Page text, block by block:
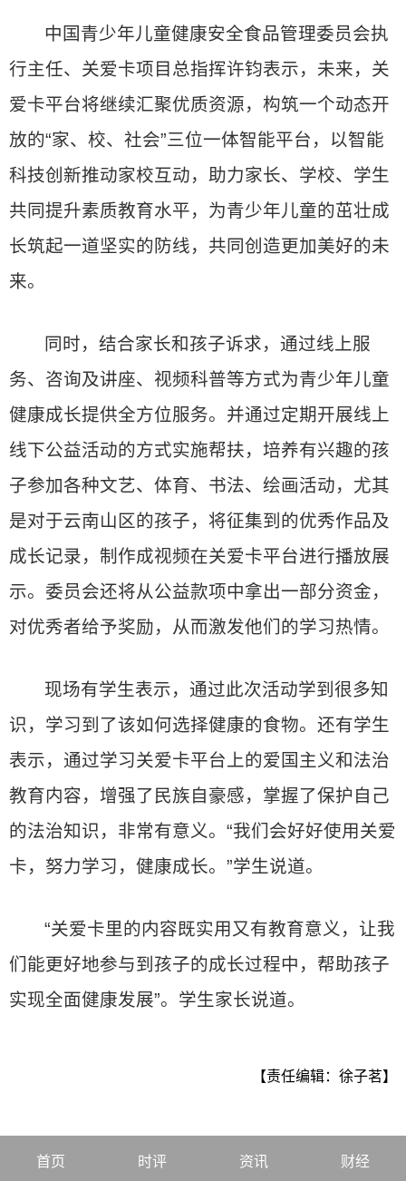
中国青少年儿童健康安全食品管理委员会执
行主任、关爱卡项目总指挥许钧表示，未来，关
爱卡平台将继续汇聚优质资源，构筑一个动态开
放的“家、校、社会”三位一体智能平台，以智能
科技创新推动家校互动，助力家长、学校、学生
共同提升素质教育水平，为青少年儿童的茁壮成
长筑起一道坚实的防线，共同创造更加美好的未
来。
同时，结合家长和孩子诉求，通过线上服
务、咨询及讲座、视频科普等方式为青少年儿童
健康成长提供全方位服务。并通过定期开展线上
线下公益活动的方式实施帮扶，培养有兴趣的孩
子参加各种文艺、体育、书法、绘画活动，尤其
是对于云南山区的孩子，将征集到的优秀作品及
成长记录，制作成视频在关爱卡平台进行播放展
示。委员会还将从公益款项中拿出一部分资金，
对优秀者给予奖励，从而激发他们的学习热情。
现场有学生表示，通过此次活动学到很多知
识，学习到了该如何选择健康的食物。还有学生
表示，通过学习关爱卡平台上的爱国主义和法治
教育内容，增强了民族自豪感，掌握了保护自己
的法治知识，非常有意义。“我们会好好使用关爱
卡，努力学习，健康成长。”学生说道。
“关爱卡里的内容既实用又有教育意义，让我
们能更好地参与到孩子的成长过程中，帮助孩子
实现全面健康发展”。学生家长说道。
【责任编辑：徐子茗】
首页 时评 资讯 财经